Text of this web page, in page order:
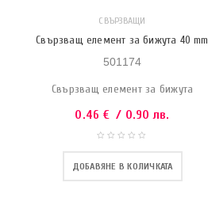
СВЪРЗВАЩИ
Свързващ елемент за бижута 40 mm
501174
Свързващ елемент за бижута
0.46 € / 0.90 лв.
ДОБАВЯНЕ В КОЛИЧКАТА